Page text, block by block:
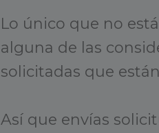
Lo único que no
alguna de las
solicitadas que
Así que envías